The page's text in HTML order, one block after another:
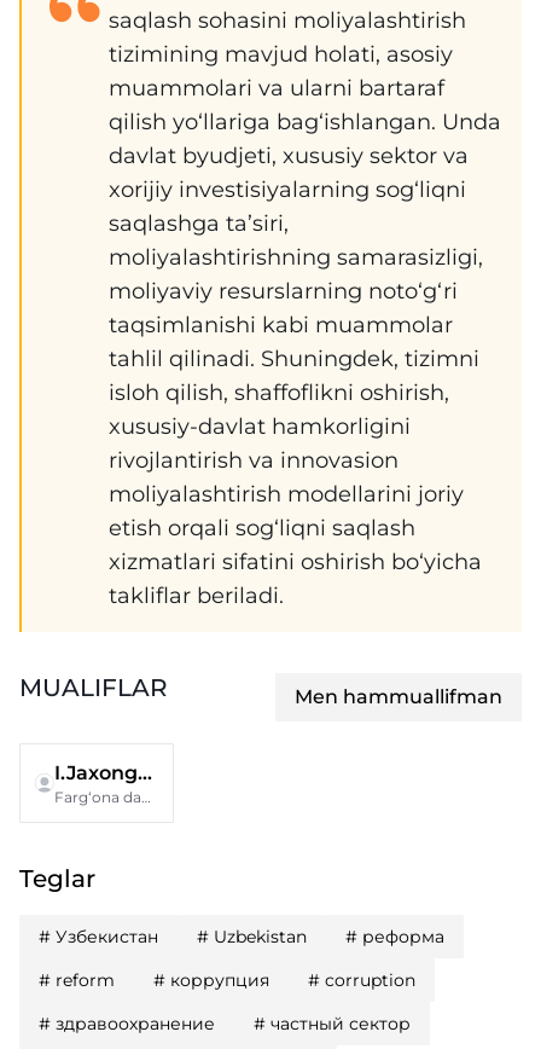
saqlash sohasini moliyalashtirish
tizimining mavjud holati, asosiy
muammolari va ularni bartaraf
qilish yo‘llariga bag‘ishlangan. Unda
davlat byudjeti, xususiy sektor va
xorijiy investisiyalarning sog‘liqni
saqlashga ta’siri,
moliyalashtirishning samarasizligi,
moliyaviy resurslarning noto‘g‘ri
taqsimlanishi kabi muammolar
tahlil qilinadi. Shuningdek, tizimni
isloh qilish, shaffoflikni oshirish,
xususiy-davlat hamkorligini
rivojlantirish va innovasion
moliyalashtirish modellarini joriy
etish orqali sog‘liqni saqlash
xizmatlari sifatini oshirish bo‘yicha
takliflar beriladi.
MUALIFLAR Men hammuallifman
I.Jaxongirov
Farg‘ona davlat texnika universiteti
Teglar
# Узбекистан # Uzbekistan # реформа
# reform # коррупция # corruption
# здравоохранение # частный сектор